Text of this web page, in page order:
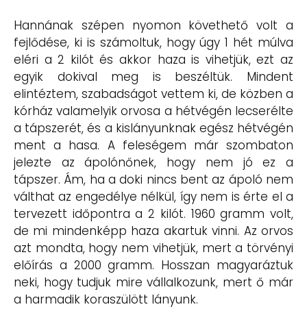
Hannának szépen nyomon követhető volt a
fejlődése, ki is számoltuk, hogy úgy 1 hét múlva
eléri a 2 kilót és akkor haza is vihetjük, ezt az
egyik dokival meg is beszéltük. Mindent
elintéztem, szabadságot vettem ki, de közben a
kórház valamelyik orvosa a hétvégén lecserélte
a tápszerét, és a kislányunknak egész hétvégén
ment a hasa. A feleségem már szombaton
jelezte az ápolónőnek, hogy nem jó ez a
tápszer. Ám, ha a doki nincs bent az ápoló nem
válthat az engedélye nélkül, így nem is érte el a
tervezett időpontra a 2 kilót. 1960 gramm volt,
de mi mindenképp haza akartuk vinni. Az orvos
azt mondta, hogy nem vihetjük, mert a törvényi
előírás a 2000 gramm. Hosszan magyaráztuk
neki, hogy tudjuk mire vállalkozunk, mert ő már
a harmadik koraszülött lányunk.